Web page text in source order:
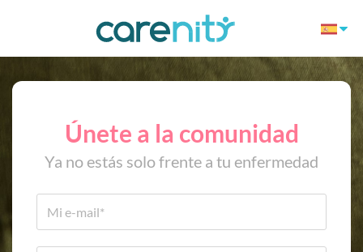
Únete a la comunidad
Ya no estás solo frente a tu enfermedad